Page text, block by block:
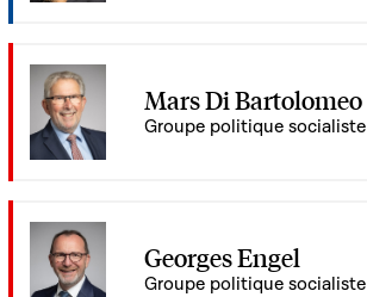
Mars Di Bartolomeo
Groupe politique socialiste
Georges Engel
Groupe politique socialiste